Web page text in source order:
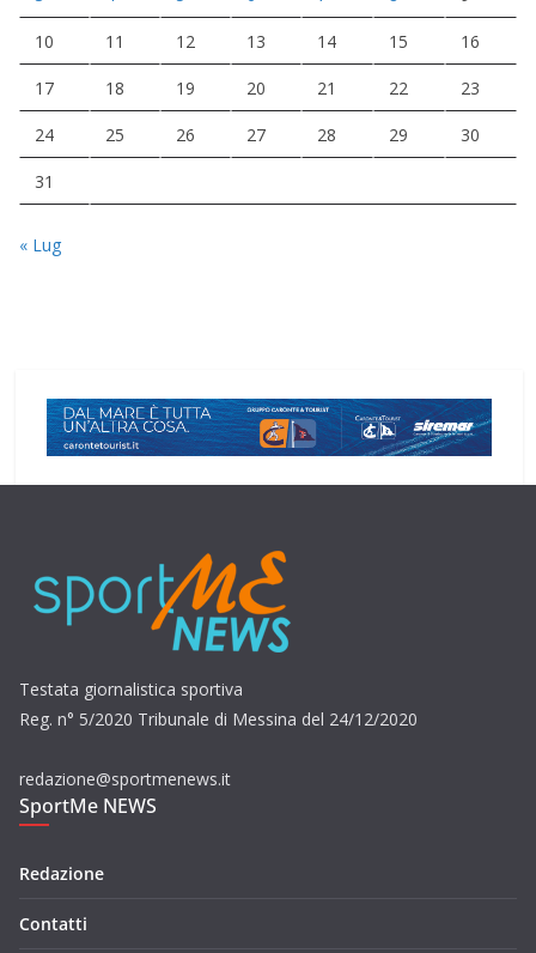
10 11 12 13 14 15 16
17 18 19 20 21 22 23
24 25 26 27 28 29 30
31
« Lug
Testata giornalistica sportiva
Reg. n° 5/2020 Tribunale di Messina del 24/12/2020
redazione@sportmenews.it
SportMe NEWS
Redazione
Contatti